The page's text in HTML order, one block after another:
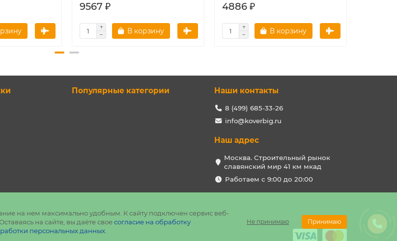
9567 ₽
В корзину
4886 ₽
В корзину
на нем максимально удобным. К cайту подключен сервис веб-
на сайте, вы даёте своесогласие на обработку
персональных данных
Не принимаю Принимаю
Популярные категории Наши контакты
8 (499) 685-33-26
info@koverbig.ru
Наш адрес
Москва. Строительный рынок
славянский мир 41 км мкад
Работаем с 9:00 до 20:00